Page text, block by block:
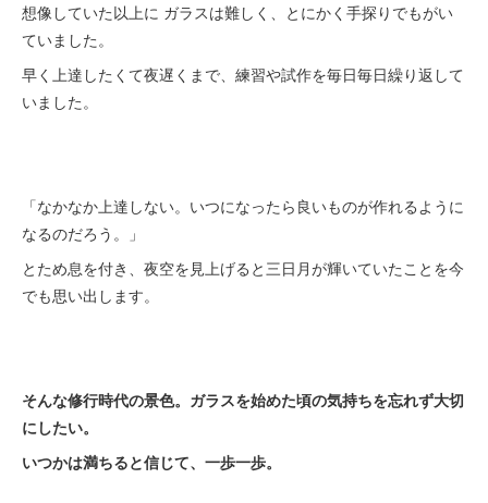
想像していた以上に ガラスは難しく、とにかく手探りでもがい
ていました。
早く上達したくて夜遅くまで、練習や試作を毎日毎日繰り返して
いました。
「なかなか上達しない。いつになったら良いものが作れるように
なるのだろう。」
とため息を付き、夜空を見上げると三日月が輝いていたことを今
でも思い出します。
そんな修行時代の景色。ガラスを始めた頃の気持ちを忘れず大切
にしたい。
いつかは満ちると信じて、一歩一歩。